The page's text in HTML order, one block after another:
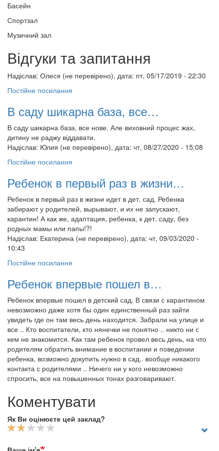
Басейн
Спортзал
Музичний зал
Відгуки та запитання
Надіслав: Олеся (не перевірено), дата: пт, 05/17/2019 - 22:30
Постійне посилання
В саду шикарна база, все…
В саду шикарна база, все нове. Але виховний процес жах,
дитину не раджу віддавати.
Надіслав: Юлия (не перевірено), дата: чт, 08/27/2020 - 15:08
Постійне посилання
Ребенок в первый раз в жизни…
Ребенок в первый раз в жизни идет в дет. сад. Ребенка
забирают у родителей, вырывают, и их не запускают,
карантин! А как же, адаптация, ребенка, к дет. саду, без
родных мамы или папы!?!
Надіслав: Екатерина (не перевірено), дата: чт, 09/03/2020 -
10:43
Постійне посилання
Ребенок впервые пошел в…
Ребенок впервые пошел в детский сад. В связи с карантином
невозможно даже хотя бы один единственный раз зайти
увидеть где он там весь день находится. Забрали на улице и
все .. Кто воспитатели, кто нянечки не понятно .. никто ни с
кем не знакомится. Как там ребенок провел весь день, на что
родителям обратить внимание в воспитании и поведении
ребенка, возможно докупить нужно в сад.. вообще никакого
контакта с родителями .. Ничего ни у кого невозможно
спросить, все на повышенных тонах разговаривают.
Коментувати
Як Ви оцінюєте цей заклад?